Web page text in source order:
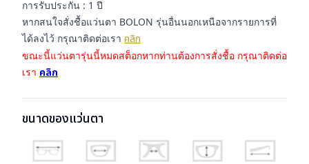
การรับประกัน : 1 ปี
หากสนใจสั่งชื้อแว่นตา BOLON รุ่นอื่นนอกเหนือจากรายการที่
ได้ลงไว้ กรุณาติดต่อเรา คลิก
ขณะนี้แว่นตารุ่นนี้หมดสต็อกหากท่านต้องการสั่งชื้อ กรุณาติดต่อ
เรา คลิก
ขนาดของแว่นตา